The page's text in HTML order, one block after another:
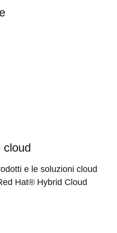
cloud
e le soluzioni cloud
Hat® Hybrid Cloud